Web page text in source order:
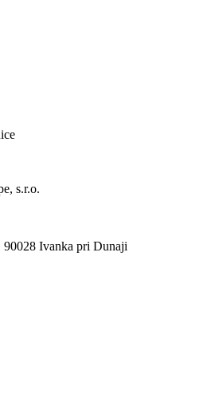
s.r.o.
90028 Ivanka pri Dunaji